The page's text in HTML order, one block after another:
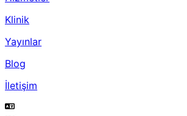
Klinik
Yayınlar
Blog
İletişim